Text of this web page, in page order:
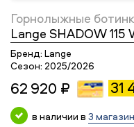
Горнолыжные
Lange SHADOW 115
Бренд: Lange
Сезон: 2025/2026
62 920 ₽ 31
в наличии в 3